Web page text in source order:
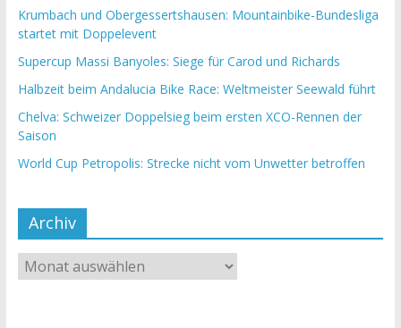
Krumbach und Obergessertshausen: Mountainbike-Bundesliga
startet mit Doppelevent
Supercup Massi Banyoles: Siege für Carod und Richards
Halbzeit beim Andalucia Bike Race: Weltmeister Seewald führt
Chelva: Schweizer Doppelsieg beim ersten XCO-Rennen der
Saison
World Cup Petropolis: Strecke nicht vom Unwetter betroffen
Archiv